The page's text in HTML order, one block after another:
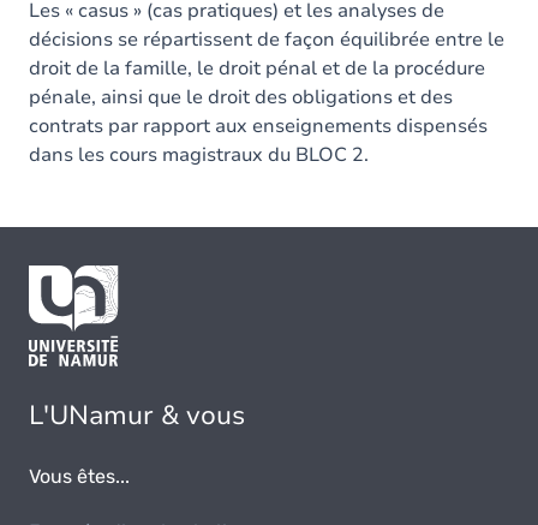
Les « casus » (cas pratiques) et les analyses de
décisions se répartissent de façon équilibrée entre le
droit de la famille, le droit pénal et de la procédure
pénale, ainsi que le droit des obligations et des
contrats par rapport aux enseignements dispensés
dans les cours magistraux du BLOC 2.
L'UNamur & vous
Vous êtes...